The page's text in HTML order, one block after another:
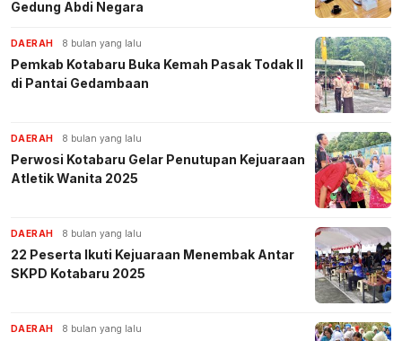
Gedung Abdi Negara
DAERAH 8 bulan yang lalu
Pemkab Kotabaru Buka Kemah Pasak Todak II
di Pantai Gedambaan
DAERAH 8 bulan yang lalu
Perwosi Kotabaru Gelar Penutupan Kejuaraan
Atletik Wanita 2025
DAERAH 8 bulan yang lalu
22 Peserta Ikuti Kejuaraan Menembak Antar
SKPD Kotabaru 2025
DAERAH 8 bulan yang lalu